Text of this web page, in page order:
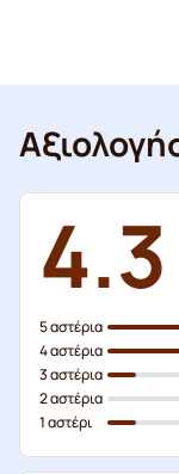
4.3
5 αστέρια
4 αστέρια
3 αστέρια
2 αστέρια
1 αστέρι